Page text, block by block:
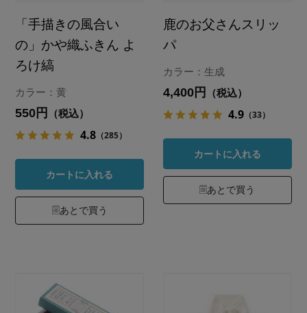
「手描きの風合い
の」かや織ふきん よ
ろけ縞
カラー：黄
550円 （税込）
4.8 （285）
カートに入れる
あとで買う
鹿のお父さんスリッ
パ
カラー：生成
4,400円 （税込）
4.9 （33）
カートに入れる
あとで買う